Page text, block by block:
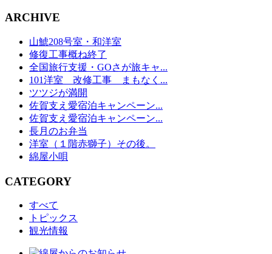
ARCHIVE
山鯱208号室・和洋室
修復工事概ね終了
全国旅行支援・GOさが旅キャ...
101洋室 改修工事 まもなく...
ツツジが満開
佐賀支え愛宿泊キャンペーン...
佐賀支え愛宿泊キャンペーン...
長月のお弁当
洋室（１階赤獅子）その後。
綿屋小唄
CATEGORY
すべて
トピックス
観光情報